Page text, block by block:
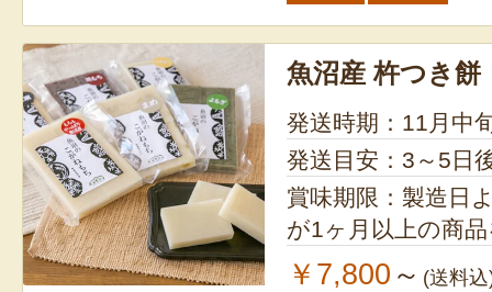
魚沼産 杵つき
発送時期：11月中
発送目安：3～5日
賞味期限：製造日より4
が1ヶ月以上の商
￥7,800 ～ (送料